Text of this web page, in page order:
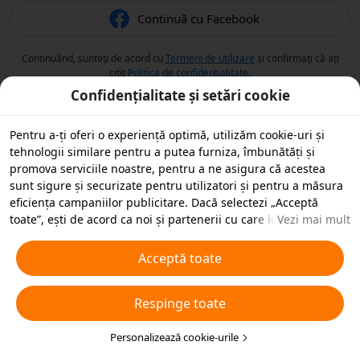
Continuă cu Facebook
Continuând, sunteți de acord cu Termeni de utilizare și confirmați că ați
citit Politica de confidențialitate.
Confidențialitate și setări cookie
Pentru a-ți oferi o experiență optimă, utilizăm cookie-uri și
tehnologii similare pentru a putea furniza, îmbunătăți și
promova serviciile noastre, pentru a ne asigura că acestea
sunt sigure și securizate pentru utilizatori și pentru a măsura
eficiența campaniilor publicitare. Dacă selectezi „Acceptă
toate”, ești de acord ca noi și partenerii cu care lucrăm să
scopuri publicitare. De asemenea, poți „Respinge toate”
cookie-urile neesențiale sau poți alege ce tipuri de cookie-uri
dorești să accepți sau să dezactivezi, printr-un clic mai jos pe
„Personalizare cookie-uri” sau în orice moment în setările de
confidențialitate. Pentru mai multe detalii, veziPolitica noastră
privind cookie-urile și tehnologiile similare .
Vezi mai mult
Acceptă toate
Respinge toate
Personalizează cookie-urile